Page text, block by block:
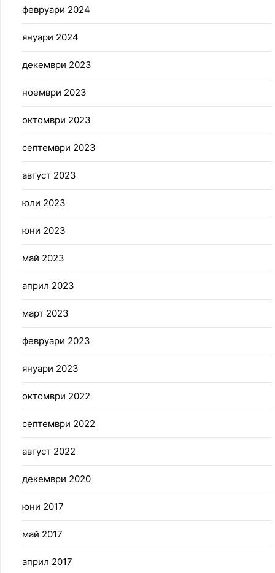
февруари 2024
януари 2024
декември 2023
ноември 2023
октомври 2023
септември 2023
август 2023
юли 2023
юни 2023
май 2023
април 2023
март 2023
февруари 2023
януари 2023
октомври 2022
септември 2022
август 2022
декември 2020
юни 2017
май 2017
април 2017